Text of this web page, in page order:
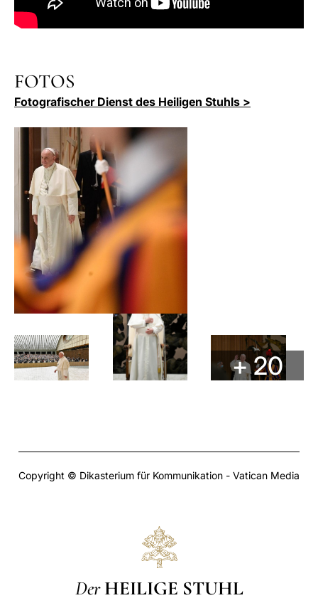
FOTOS
Fotografischer Dienst des Heiligen Stuhls >
+ 20
Copyright © Dikasterium für Kommunikation - Vatican Media
Der HEILIGE STUHL